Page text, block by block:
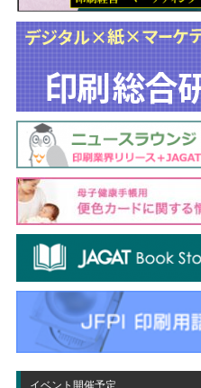
イベント開催予定